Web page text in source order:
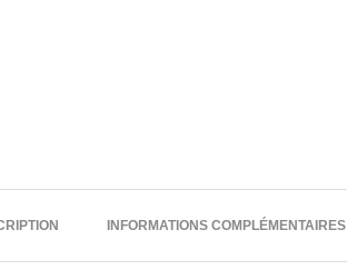
INFORMATIONS COMPLÉMENTAIRES